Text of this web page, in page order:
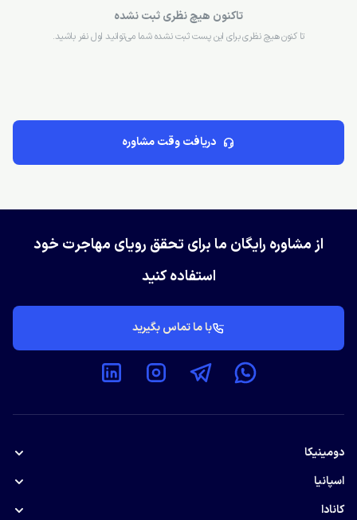
تاکنون هیچ نظری ثبت نشده
تا کنون هیچ نظری برای این پست ثبت نشده شما می‌توانید اول نفر باشید.
دریافت وقت مشاوره
از مشاوره رایگان ما برای تحقق رویای مهاجرت خود
استفاده کنید
با ما تماس بگیرید
دومینیکا
پاسپورت دومینیکا
اسپانیا
اقامت تمکن مالی اسپانیاکانادا